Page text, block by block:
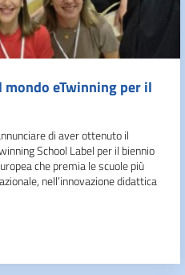
eTwinning per il
di aver ottenuto il
School Label per il biennio
che premia le scuole più
nell’innovazione didattica